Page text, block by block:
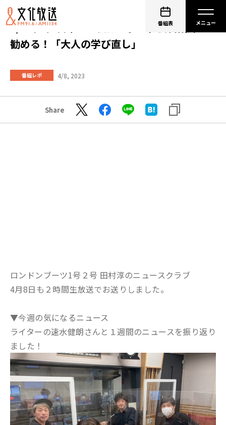
番組表
4/8（土）日本一生徒数が多い社会科講師が
勧める！「大人の学び直し」
番組レポ 4/8, 2023
Share
ロンドンブーツ1号２号 田村淳のニュースクラブ
4月8日も２時間生放送でお送りしました。
▼今週の気になるニュース
ライターの速水健朗さんと１週間のニュースを振り返り
ました！